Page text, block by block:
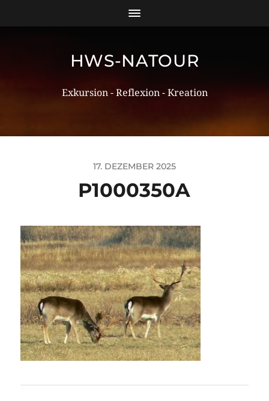
HWS-NATOUR
Exkursion - Reflexion - Kreation
17. DEZEMBER 2025
P1000350A